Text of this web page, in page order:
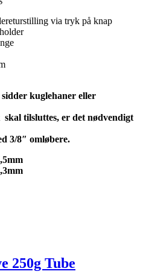
via tryk på knap
kuglehaner eller
tilsluttes, er det nødvendigt
3/8″ omløbere.
250g Tube